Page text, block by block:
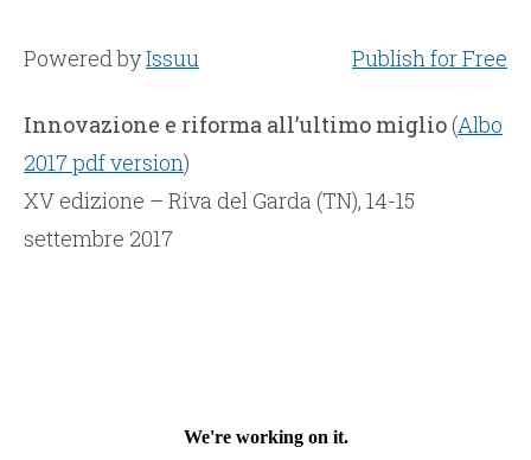
Powered byIssuu Publish for Free
Innovazione e riforma all’ultimo miglio (Albo
2017 pdf version)
XV edizione – Riva del Garda (TN), 14-15
settembre 2017